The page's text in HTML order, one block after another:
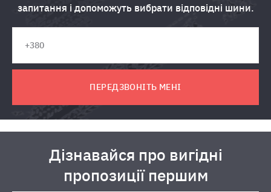
запитання і допоможуть вибрати відповідні шини.
ПЕРЕДЗВОНІТЬ МЕНІ
Дізнавайся про вигідні
пропозиції першим